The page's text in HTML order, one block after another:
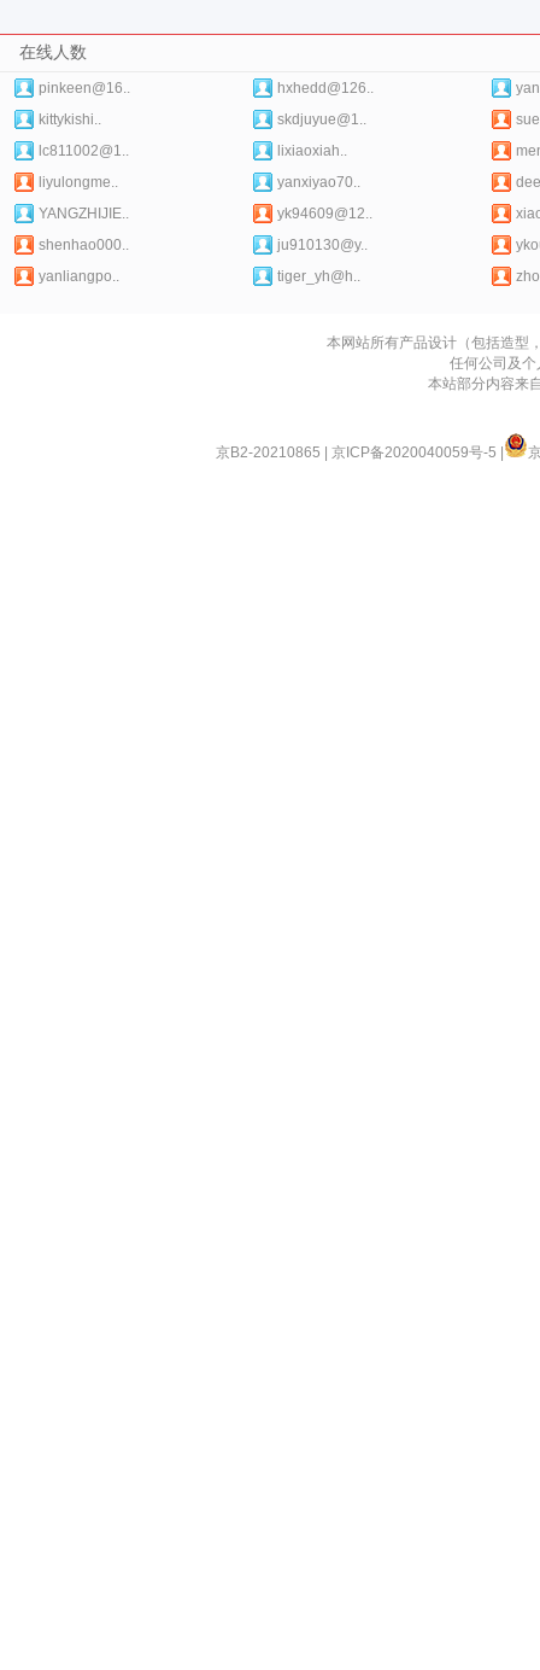
在线人数
pinkeen@16.. hxhedd@126..
kittykishi..
skdjuyue@1..
lc811002@1..
lixiaoxiah..
liyulongme..
yanxiyao70..
YANGZHIJIE..
yk94609@12..
shenhao000..
ju910130@y..
yanliangpo..
tiger_yh@h..
本网站所有产品设计（包括造型
任何公司及
本站部分内容来
京B2-20210865 京ICP备2020040059号-5